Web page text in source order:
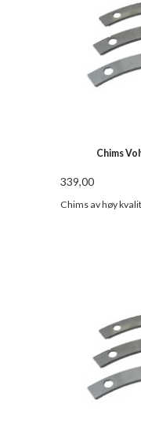
Chims
339,00
Chims av høy